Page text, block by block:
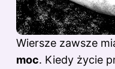
Wiersze zawsze
moc. Kiedy życie